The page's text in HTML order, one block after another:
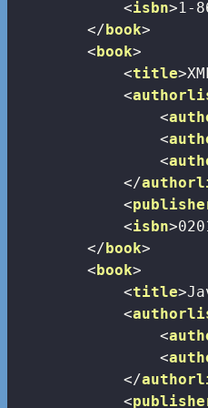
<isbn>1-
</book>
<book>
<title>
<
<
<
<
</
<
<isbn>
</book>
<book>
<title>
<
<
<
</
<